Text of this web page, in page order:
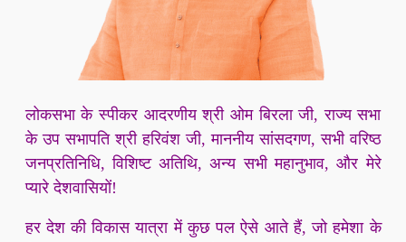
लोकसभा के स्पीकर आदरणीय श्री ओम बिरला जी, राज्य सभा
के उप सभापति श्री हरिवंश जी, माननीय सांसदगण, सभी वरिष्ठ
जनप्रतिनिधि, विशिष्ट अतिथि, अन्य सभी महानुभाव, और मेरे
प्यारे देशवासियों!
हर देश की विकास यात्रा में कुछ पल ऐसे आते हैं, जो हमेशा के